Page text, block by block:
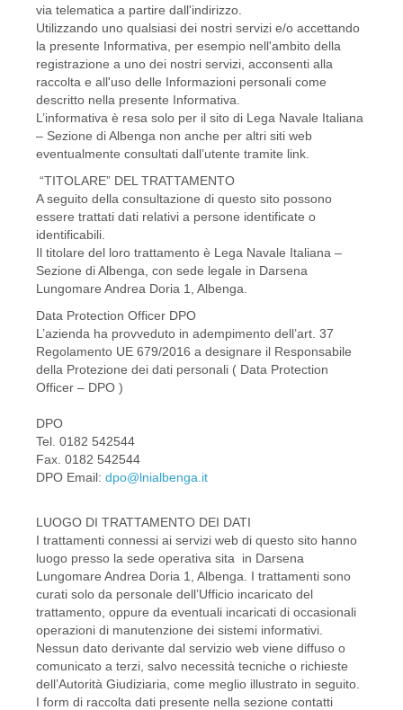
via telematica a partire dall'indirizzo.
Utilizzando uno qualsiasi dei nostri servizi e/o accettando
la presente Informativa, per esempio nell'ambito della
registrazione a uno dei nostri servizi, acconsenti alla
raccolta e all'uso delle Informazioni personali come
descritto nella presente Informativa.
L’informativa è resa solo per il sito di Lega Navale Italiana
– Sezione di Albenga non anche per altri siti web
eventualmente consultati dall’utente tramite link.
“TITOLARE” DEL TRATTAMENTO
A seguito della consultazione di questo sito possono
essere trattati dati relativi a persone identificate o
identificabili.
Il titolare del loro trattamento è Lega Navale Italiana –
Sezione di Albenga, con sede legale in Darsena
Lungomare Andrea Doria 1, Albenga.
Data Protection Officer DPO
L’azienda ha provveduto in adempimento dell’art. 37
Regolamento UE 679/2016 a designare il Responsabile
della Protezione dei dati personali ( Data Protection
Officer – DPO )
DPO
Tel. 0182 542544
Fax. 0182 542544
DPO Email: dpo@lnialbenga.it
LUOGO DI TRATTAMENTO DEI DATI
I trattamenti connessi ai servizi web di questo sito hanno
luogo presso la sede operativa sita in Darsena
Lungomare Andrea Doria 1, Albenga. I trattamenti sono
curati solo da personale dell’Ufficio incaricato del
trattamento, oppure da eventuali incaricati di occasionali
operazioni di manutenzione dei sistemi informativi.
Nessun dato derivante dal servizio web viene diffuso o
comunicato a terzi, salvo necessità tecniche o richieste
dell’Autorità Giudiziaria, come meglio illustrato in seguito.
I form di raccolta dati presente nella sezione contatti